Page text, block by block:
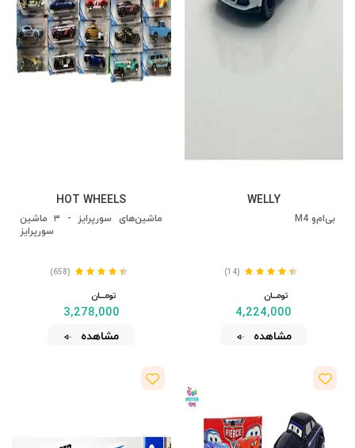
WELLY
بی‌ام‌و M4
(14)
تومــــــان
4,224,000
مشاهده
HOT WHEELS
ماشین‌های سورپرایز - ۳ ماشین
سورپرایز
(658)
تومــــــان
3,278,000
مشاهده